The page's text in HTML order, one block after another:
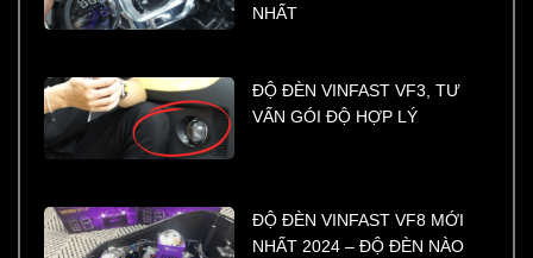
NHẤT
ĐỘ ĐÈN VINFAST VF3, TƯ
VẤN GÓI ĐỘ HỢP LÝ
ĐỘ ĐÈN VINFAST VF8 MỚI
NHẤT 2024 – ĐỘ ĐÈN NÀO